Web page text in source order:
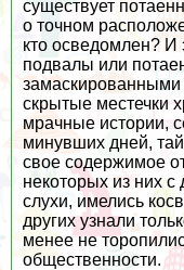
существует
о точном
кто осведомлен? И
подвалы или
скрытые местечки
мрачные истории,
минувших дней,
свое содержимое
некоторых из них с
слухи, имелись
других узнали
менее не
общественности.